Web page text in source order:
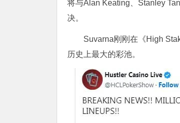
将与Alan Keating、Stanley
决。
Suvarna刚刚在《High
历史上最大的彩池。